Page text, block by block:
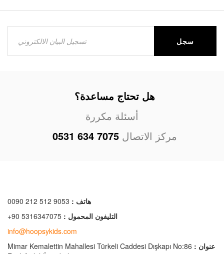
سجل
هل تحتاج مساعدة؟
أسئلة مكررة
مركز الاتصال 0531 634 7075
هاتف : 0090 212 512 9053
التليفون المحمول : +90 5316347075
info@hoopsykids.com
عنوان : Mimar Kemalettin Mahallesi Türkeli Caddesi Dışkapı No:86